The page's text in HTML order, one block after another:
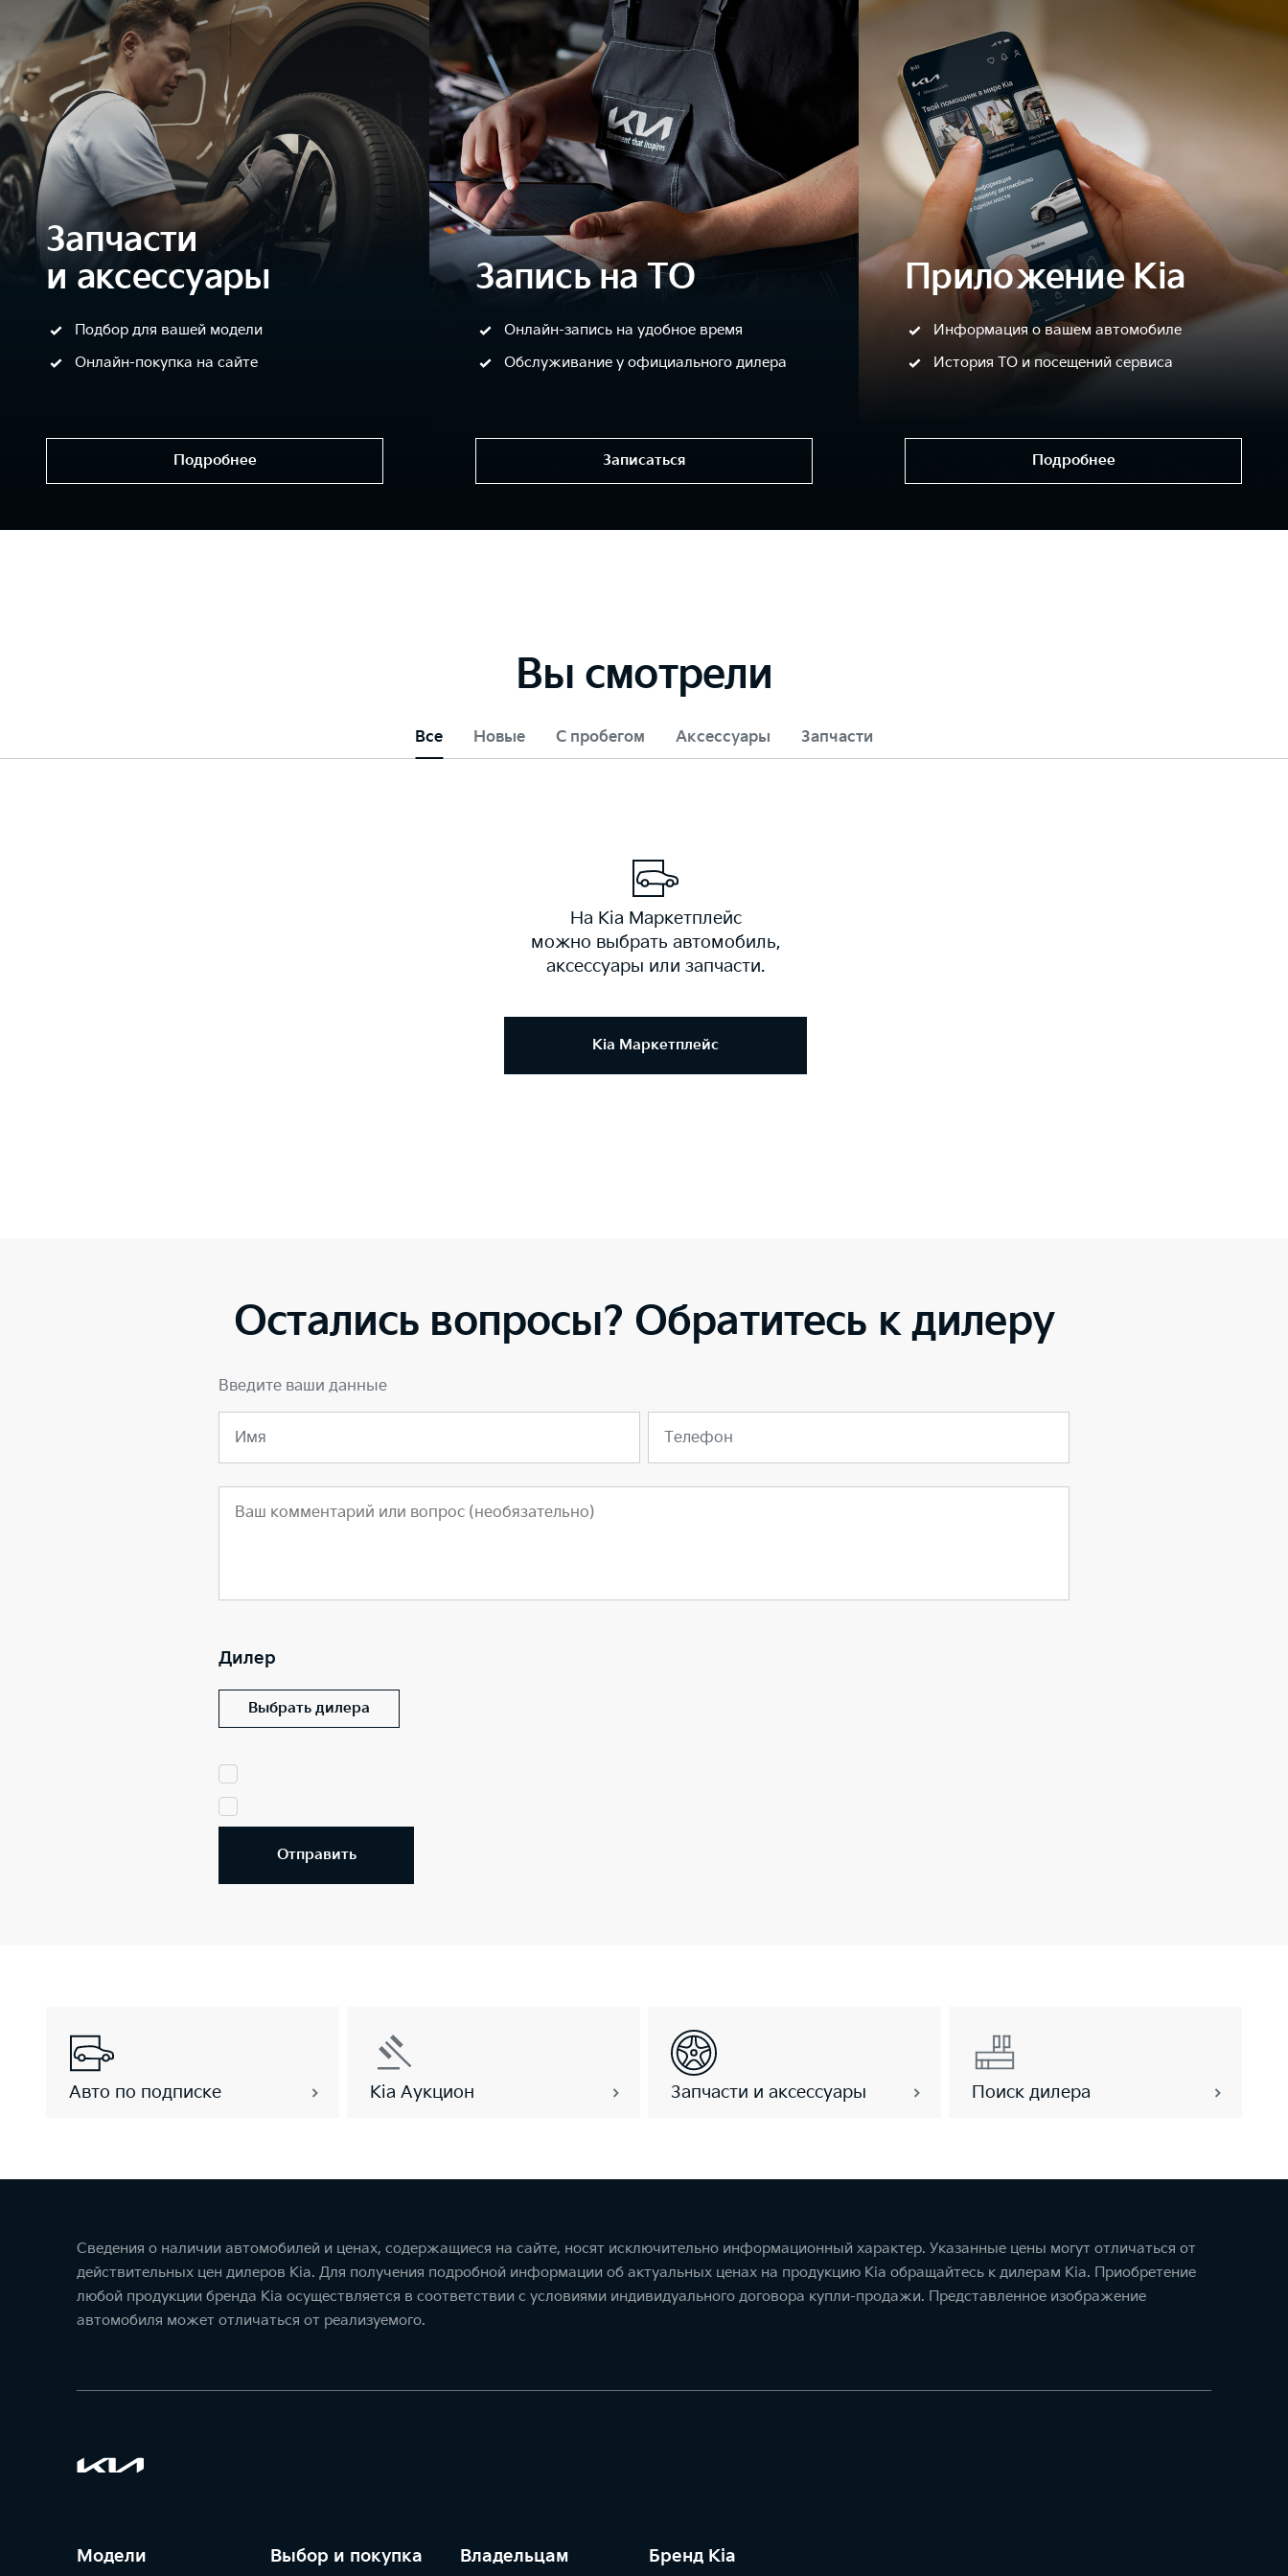
Запчасти
и аксессуары
Подбор для вашей модели
Онлайн-покупка на сайте
Подробнее
Запись на ТО
Онлайн-запись на удобное время
Обслуживание у официального дилера
Записаться
Приложение Kia
Информация о вашем автомобиле
История ТО и посещений сервиса
Подробнее
Вы смотрели
Все Новые С пробегом Аксессуары Запчасти
На Kia Маркетплейс
можно выбрать автомобиль,
аксессуары или запчасти.
Kia Маркетплейс
Остались вопросы? Обратитесь к дилеру
Введите ваши данные
Имя Телефон
Дилер
Выбрать дилера
Отправить
Авто по подписке Kia Аукцион Запчасти и аксессуары Поиск дилера
Сведения о наличии автомобилей и ценах, содержащиеся на сайте, носят исключительно информационный характер. Указанные цены могут отличаться от
действительных цен дилеров Kia. Для получения подробной информации об актуальных ценах на продукцию Kia обращайтесь к дилерам Kia. Приобретение
любой продукции бренда Kia осуществляется в соответствии с условиями индивидуального договора купли-продажи. Представленное изображение
автомобиля может отличаться от реализуемого.
Модели Выбор и покупка Владельцам Бренд Kia